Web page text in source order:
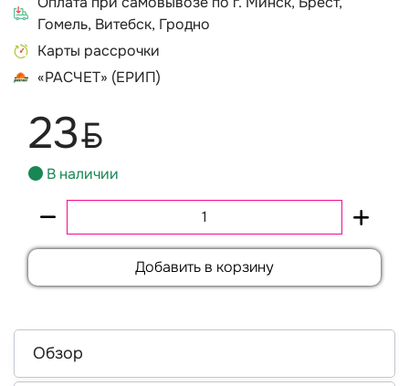
Гомель, Витебск, Гродно
Карты рассрочки
«РАСЧЕТ» (ЕРИП)
23BYN
В наличии
Добавить в корзину
Обзор